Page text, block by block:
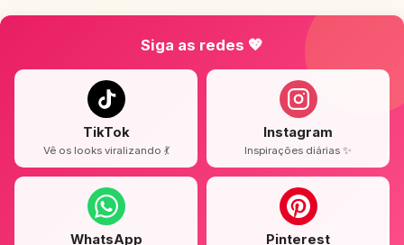
Siga as redes 💖
TikTok
Vê os looks viralizando 💃
Instagram
Inspirações diárias ✨
WhatsApp Pinterest